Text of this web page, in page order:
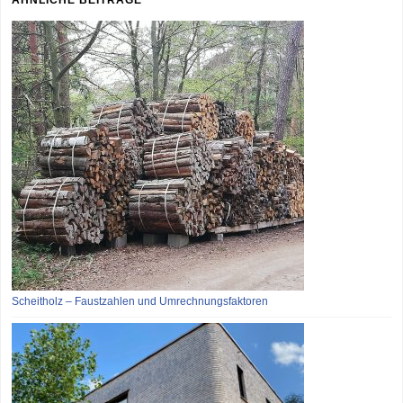
Scheitholz – Faustzahlen und Umrechnungsfaktoren